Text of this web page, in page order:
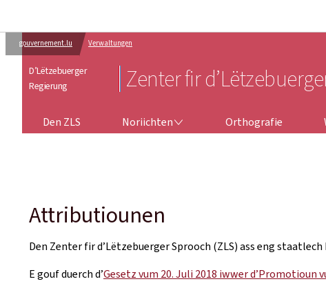
gouvernement.lu Verwaltungen
D’Lëtzebuerger
Regierung
Zenter fir
Den ZLS Noriichten Orthografie
Attributiounen
Den Zenter fir d’Lëtzebuerger Sprooch (ZLS) ass eng
E gouf duerch d’Gesetz vum 20. Juli 2018 iwwer d’Promotioun